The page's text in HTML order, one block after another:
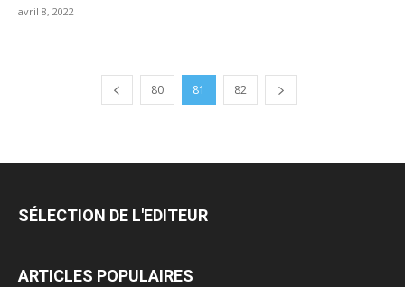
avril 8, 2022
80 81 82
SÉLECTION DE L'EDITEUR
ARTICLES POPULAIRES